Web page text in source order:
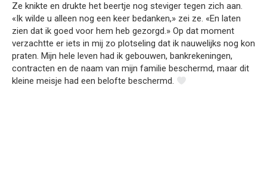
Ze knikte en drukte het beertje nog steviger tegen zich aan.
«Ik wilde u alleen nog een keer bedanken,» zei ze. «En laten
zien dat ik goed voor hem heb gezorgd.» Op dat moment
verzachtte er iets in mij zo plotseling dat ik nauwelijks nog kon
praten. Mijn hele leven had ik gebouwen, bankrekeningen,
contracten en de naam van mijn familie beschermd, maar dit
kleine meisje had een belofte beschermd.